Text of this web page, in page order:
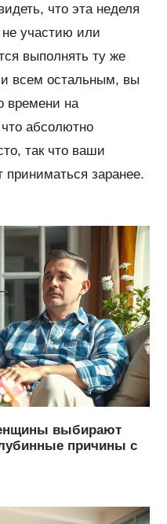
что эта неделя
участию или
выполнять ту же
и всем остальным, вы
времени на
абсолютно
так что ваши
заранее.
выбирают
причины с